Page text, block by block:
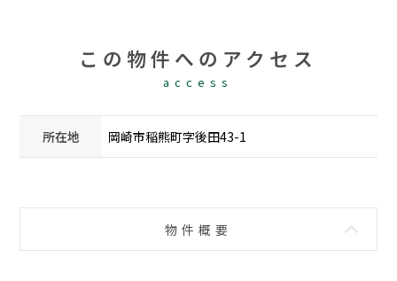
この物件へのアクセス
access
所在地 岡崎市稲熊町字後田43-1
物件概要